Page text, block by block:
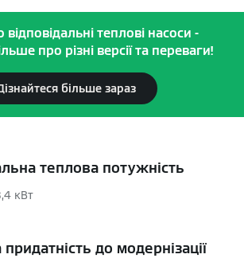
відповідальні теплові насоси -
про різні версії та переваги!
більше зараз
теплова потужність
кВт
до модернізації